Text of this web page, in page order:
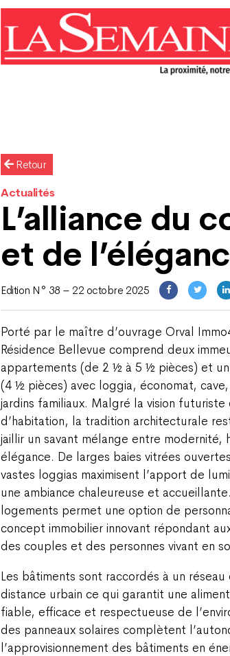
Retour
Actualités
L’alliance du
et de
Edition N° 38 – 22 octobre 2025
Porté par le maître d’ouvrage Orval
Résidence Bellevue comprend deux
appartements (de 2 ½ à 5 ½ pièces) et
(4 ½ pièces) avec loggia, économat,
jardins familiaux. Malgré la vision futuriste
d’habitation, la tradition architecturale
jaillir un savant mélange entre modernité,
élégance. De larges baies vitrées
vastes loggias maximisent l’apport de
une ambiance chaleureuse et
logements permet une option de
concept immobilier innovant répondant
des couples et des personnes vivant en
Les bâtiments sont raccordés à un
distance urbain ce qui garantit une
fiable, efficace et respectueuse de
des panneaux solaires complètent
l’approvisionnement des bâtiments en